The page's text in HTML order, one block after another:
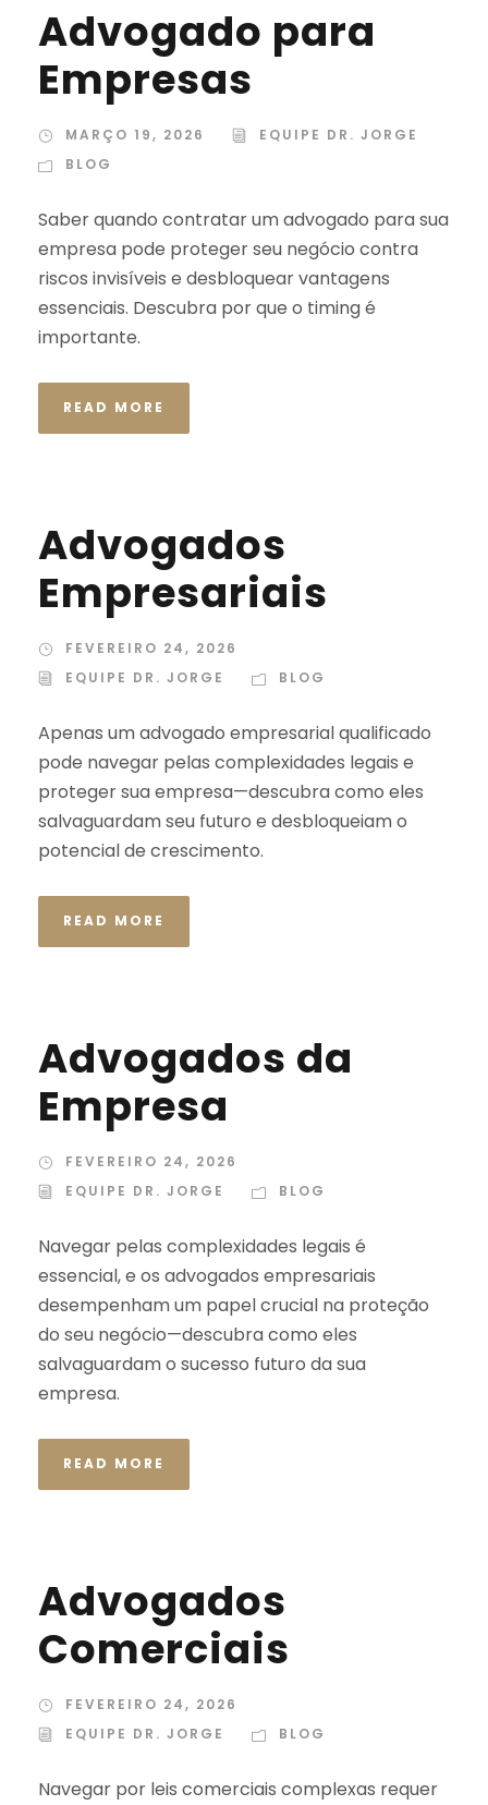
Advogado para
Empresas
MARÇO 19, 2026
EQUIPE DR. JORGE
BLOG
Saber quando contratar um advogado para sua
empresa pode proteger seu negócio contra
riscos invisíveis e desbloquear vantagens
essenciais. Descubra por que o timing é
importante.
READ MORE
Advogados
Empresariais
FEVEREIRO 24, 2026
EQUIPE DR. JORGE
BLOG
Apenas um advogado empresarial qualificado
pode navegar pelas complexidades legais e
proteger sua empresa—descubra como eles
salvaguardam seu futuro e desbloqueiam o
potencial de crescimento.
READ MORE
Advogados da
Empresa
FEVEREIRO 24, 2026
EQUIPE DR. JORGE
BLOG
Navegar pelas complexidades legais é
essencial, e os advogados empresariais
desempenham um papel crucial na proteção
do seu negócio—descubra como eles
salvaguardam o sucesso futuro da sua
empresa.
READ MORE
Advogados
Comerciais
FEVEREIRO 24, 2026
EQUIPE DR. JORGE
BLOG
Navegar por leis comerciais complexas requer